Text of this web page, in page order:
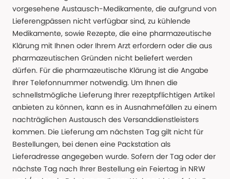
vorgesehene Austausch-Medikamente, die aufgrund von
Lieferengpässen nicht verfügbar sind, zu kühlende
Medikamente, sowie Rezepte, die eine pharmazeutische
Klärung mit Ihnen oder Ihrem Arzt erfordern oder die aus
pharmazeutischen Gründen nicht beliefert werden
dürfen. Für die pharmazeutische Klärung ist die Angabe
Ihrer Telefonnummer notwendig. Um Ihnen die
schnellstmögliche Lieferung Ihrer rezeptpflichtigen Artikel
anbieten zu können, kann es in Ausnahmefällen zu einem
nachträglichen Austausch des Versanddienstleisters
kommen. Die Lieferung am nächsten Tag gilt nicht für
Bestellungen, bei denen eine Packstation als
Lieferadresse angegeben wurde. Sofern der Tag oder der
nächste Tag nach Ihrer Bestellung ein Feiertag in NRW